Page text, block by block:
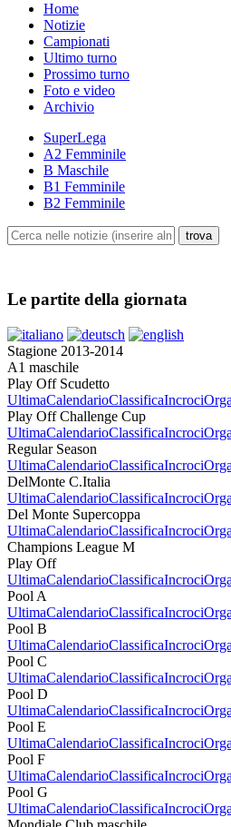
Home
Notizie
Campionati
Ultimo turno
Prossimo turno
Foto e video
Archivio
SuperLega
A2 Femminile
B Maschile
B1 Femminile
B2 Femminile
Le partite della giornata
Stagione 2013-2014
A1 maschile
Play Off Scudetto
UltimaCalendarioClassificaIncroci
Play Off Challenge Cup
UltimaCalendarioClassificaIncroci
Regular Season
UltimaCalendarioClassificaIncroci
DelMonte C.Italia
UltimaCalendarioClassificaIncroci
Del Monte Supercoppa
UltimaCalendarioClassificaIncroci
Champions League M
Play Off
UltimaCalendarioClassificaIncroci
Pool A
UltimaCalendarioClassificaIncroci
Pool B
UltimaCalendarioClassificaIncroci
Pool C
UltimaCalendarioClassificaIncroci
Pool D
UltimaCalendarioClassificaIncroci
Pool E
UltimaCalendarioClassificaIncroci
Pool F
UltimaCalendarioClassificaIncroci
Pool G
UltimaCalendarioClassificaIncroci